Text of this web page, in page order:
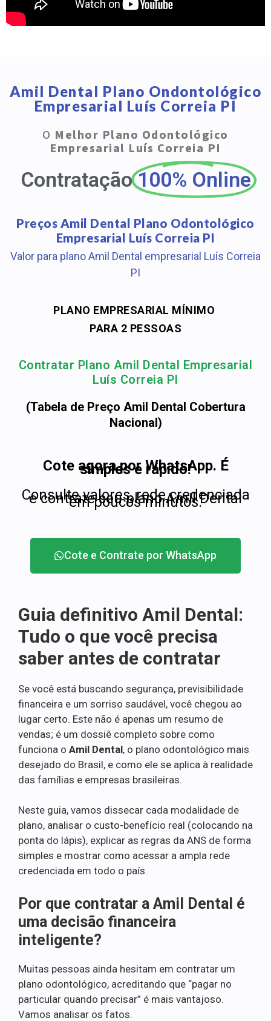
Amil Dental Plano Ondontológico
Empresarial Luís Correia PI
O Melhor Plano Odontológico
Empresarial Luís Correia PI
Contratação 100% Online
Preços Amil Dental Plano Odontológico
Empresarial Luís Correia PI
Valor para plano Amil Dental empresarial Luís Correia
PI
PLANO EMPRESARIAL MÍNIMO
PARA 2 PESSOAS
Contratar Plano Amil Dental Empresarial
Luís Correia PI
(Tabela de Preço Amil Dental Cobertura
Nacional)
Cote agora por WhatsApp. É
simples e rápido!
Consulte valores, rede credenciada
e contrate seu plano Amil Dental
em poucos minutos.
Cote e Contrate por WhatsApp
Guia definitivo Amil Dental:
Tudo o que você precisa
saber antes de contratar
Se você está buscando segurança, previsibilidade
financeira e um sorriso saudável, você chegou ao
lugar certo. Este não é apenas um resumo de
vendas; é um dossiê completo sobre como
funciona o Amil Dental, o plano odontológico mais
desejado do Brasil, e como ele se aplica à realidade
das famílias e empresas brasileiras.
Neste guia, vamos dissecar cada modalidade de
plano, analisar o custo-benefício real (colocando na
ponta do lápis), explicar as regras da ANS de forma
simples e mostrar como acessar a ampla rede
credenciada em todo o país.
Por que contratar a Amil Dental é
uma decisão financeira
inteligente?
Muitas pessoas ainda hesitam em contratar um
plano odontológico, acreditando que “pagar no
particular quando precisar” é mais vantajoso.
Vamos analisar os fatos.